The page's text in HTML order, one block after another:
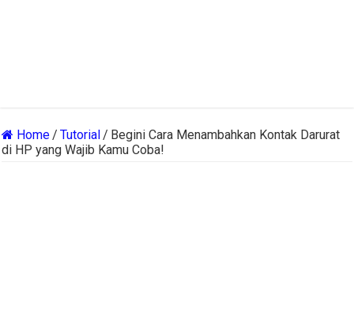
Home/ Tutorial/ Begini Cara Menambahkan Kontak Darurat
di HP yang Wajib Kamu Coba!